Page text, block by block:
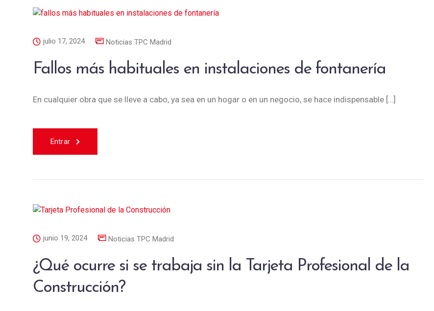
julio 17, 2024 Noticias TPC Madrid
Fallos más habituales en instalaciones de fontanería
En cualquier obra que se lleve a cabo, ya sea en un hogar o en un negocio, se hace indispensable […]
Entrar
junio 19, 2024 Noticias TPC Madrid
¿Qué ocurre si se trabaja sin la Tarjeta Profesional de la
Construcción?